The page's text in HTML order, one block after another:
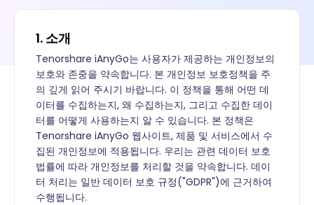
1. 소개
Tenorshare iAnyGo는 사용자가 제공하는 개인정보의
보호와 존중을 약속합니다. 본 개인정보 보호정책을 주
의 깊게 읽어 주시기 바랍니다. 이 정책을 통해 어떤 데
이터를 수집하는지, 왜 수집하는지, 그리고 수집한 데이
터를 어떻게 사용하는지 알 수 있습니다. 본 정책은
Tenorshare iAnyGo 웹사이트, 제품 및 서비스에서 수
집된 개인정보에 적용됩니다. 우리는 관련 데이터 보호
법률에 따라 개인정보를 처리할 것을 약속합니다. 데이
터 처리는 일반 데이터 보호 규정("GDPR")에 근거하여
수행됩니다.